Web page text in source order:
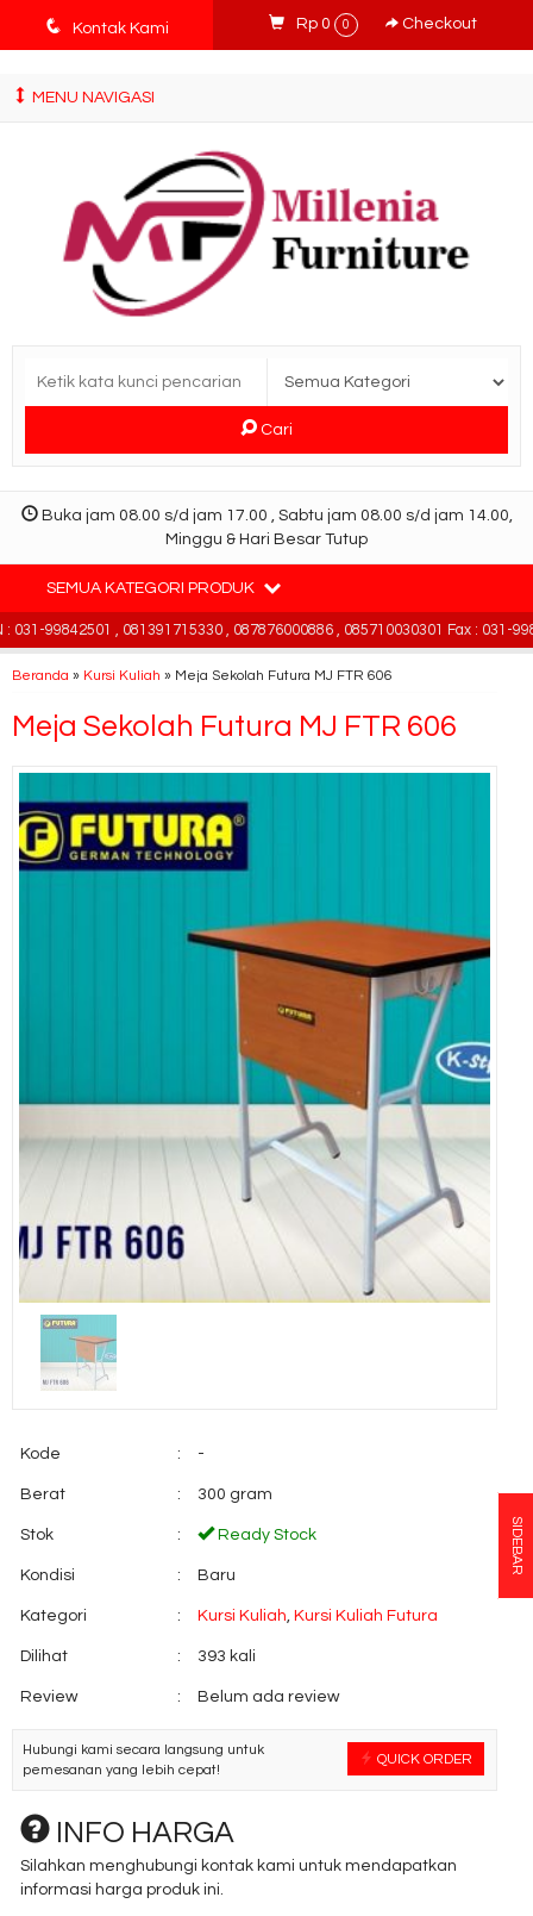
tv3ISbyqwvMDypa7aIfj2FUlPKawe7X5fX5v6wsT4Ns
q Kontak Kami Rp 0 0 Checkout
MENU NAVIGASI
Cari
Buka jam 08.00 s/d jam 17.00 , Sabtu jam 08.00 s/d jam 14.00,
Minggu & Hari Besar Tutup
SEMUA KATEGORI PRODUK
99842501 , 081391715330 , 087876000886 , 085710030301 Fax : 031-
Beranda » Kursi Kuliah » Meja Sekolah Futura MJ FTR 606
Meja Sekolah Futura MJ FTR 606
Kode : -
Berat : 300 gram
Stok : Ready Stock
Kondisi : Baru
Kategori : Kursi Kuliah, Kursi Kuliah Futura
Dilihat : 393 kali
Review : Belum ada review
QUICK ORDER
Hubungi kami secara langsung untuk
pemesanan yang lebih cepat!
INFO HARGA
Silahkan menghubungi kontak kami untuk mendapatkan
informasi harga produk ini.
SIDEBAR